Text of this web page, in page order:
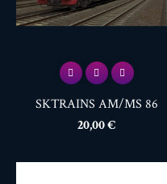
SKTRAINS AM/MS 86
Prix
20,00 €